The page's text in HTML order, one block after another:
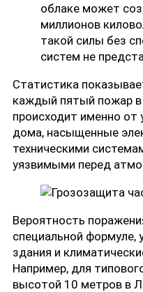
облаке может
миллионов
такой силы без
систем не
Статистика
каждый пятый пожар
происходит именно
дома, насыщенные
техническими
уязвимыми перед
Вероятность
специальной
здания и
Например, для
высотой 10 метров в